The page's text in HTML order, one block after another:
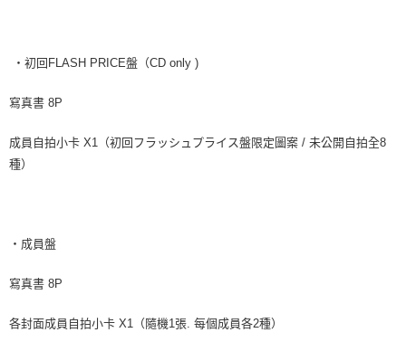
・初回FLASH PRICE盤（CD only )
寫真書 8P
成員自拍小卡 X1（初回フラッシュプライス盤限定圖案 / 未公開自拍全8
種）
・成員盤
寫真書 8P
各封面成員自拍小卡 X1（隨機1張. 每個成員各2種）